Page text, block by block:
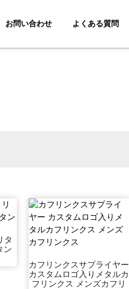
お問い合わせ よくある質問
タ
ン
カフリンクスサプライヤー
カスタムロゴ入りメタルカ
フリンクス メンズカフリ